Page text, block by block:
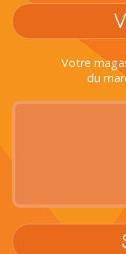
Votre
du